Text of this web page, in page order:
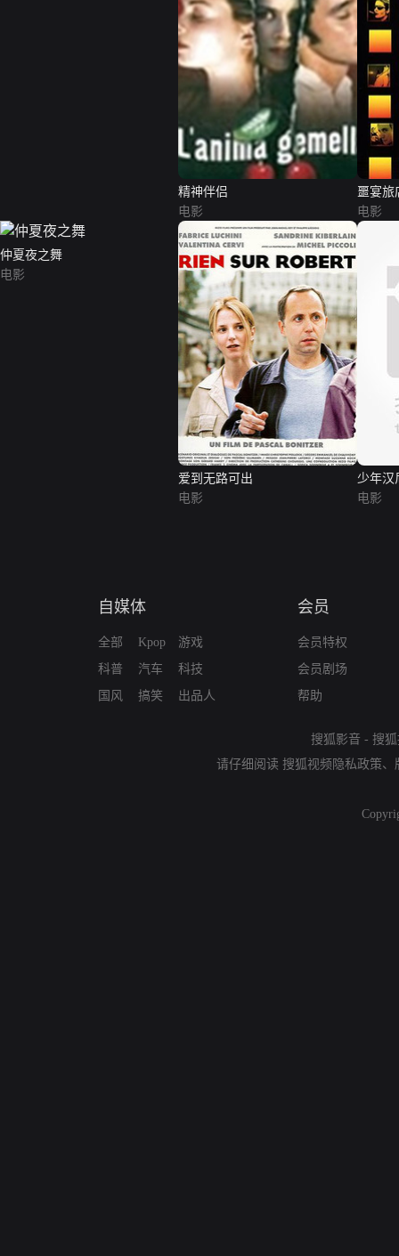
精神伴侣
电影
噩宴旅
电影
仲夏夜之舞
电影
爱到无路可出
电影
少年汉
电影
自媒体
全部
科普
国风
Kpop
汽车
搞笑
游戏
科技
出品人
会员
会员特权
会员剧场
帮助
搜狐影音 - 搜
请仔细阅读 搜狐视频隐私政策、